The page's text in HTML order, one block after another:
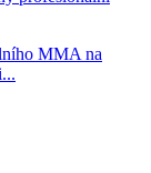
MMA na